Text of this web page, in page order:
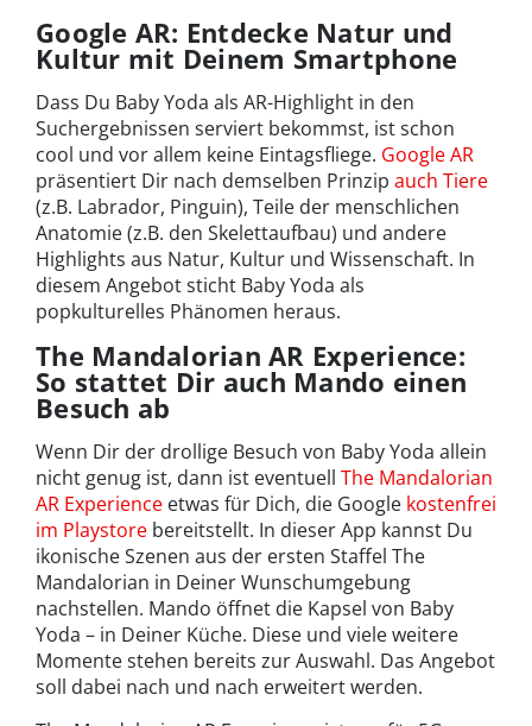
Google AR: Entdecke Natur und
Kultur mit Deinem Smartphone
Dass Du Baby Yoda als AR-Highlight in den
Suchergebnissen serviert bekommst, ist schon
cool und vor allem keine Eintagsfliege. Google AR
präsentiert Dir nach demselben Prinzip auch Tiere
(z.B. Labrador, Pinguin), Teile der menschlichen
Anatomie (z.B. den Skelettaufbau) und andere
Highlights aus Natur, Kultur und Wissenschaft. In
diesem Angebot sticht Baby Yoda als
popkulturelles Phänomen heraus.
The Mandalorian AR Experience:
So stattet Dir auch Mando einen
Besuch ab
Wenn Dir der drollige Besuch von Baby Yoda allein
nicht genug ist, dann ist eventuell The Mandalorian
AR Experience etwas für Dich, die Google kostenfrei
im Playstore bereitstellt. In dieser App kannst Du
ikonische Szenen aus der ersten Staffel The
Mandalorian in Deiner Wunschumgebung
nachstellen. Mando öffnet die Kapsel von Baby
Yoda – in Deiner Küche. Diese und viele weitere
Momente stehen bereits zur Auswahl. Das Angebot
soll dabei nach und nach erweitert werden.